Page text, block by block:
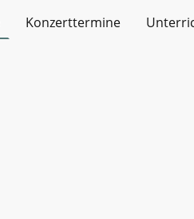
Konzerttermine